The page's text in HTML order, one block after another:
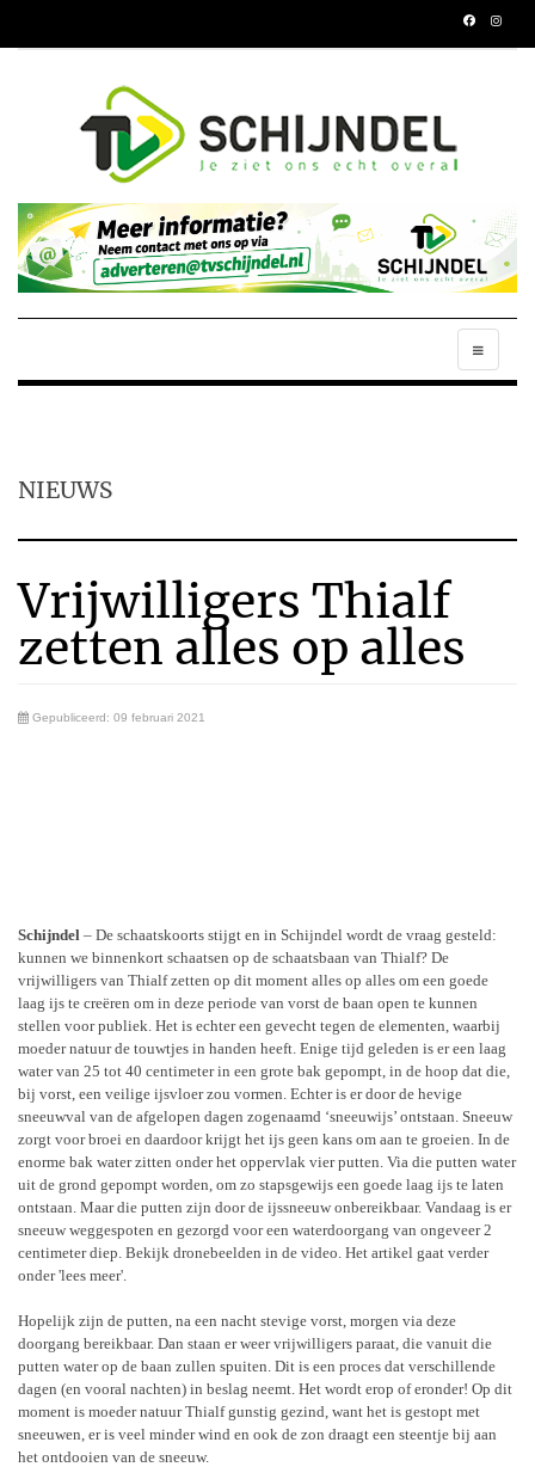
NIEUWS
Vrijwilligers Thialf
zetten alles op alles
Gepubliceerd: 09 februari 2021
Schijndel – De schaatskoorts stijgt en in Schijndel wordt de vraag gesteld:
kunnen we binnenkort schaatsen op de schaatsbaan van Thialf? De
vrijwilligers van Thialf zetten op dit moment alles op alles om een goede
laag ijs te creëren om in deze periode van vorst de baan open te kunnen
stellen voor publiek. Het is echter een gevecht tegen de elementen, waarbij
moeder natuur de touwtjes in handen heeft. Enige tijd geleden is er een laag
water van 25 tot 40 centimeter in een grote bak gepompt, in de hoop dat die,
bij vorst, een veilige ijsvloer zou vormen. Echter is er door de hevige
sneeuwval van de afgelopen dagen zogenaamd ‘sneeuwijs’ ontstaan. Sneeuw
zorgt voor broei en daardoor krijgt het ijs geen kans om aan te groeien. In de
enorme bak water zitten onder het oppervlak vier putten. Via die putten water
uit de grond gepompt worden, om zo stapsgewijs een goede laag ijs te laten
ontstaan. Maar die putten zijn door de ijssneeuw onbereikbaar. Vandaag is er
sneeuw weggespoten en gezorgd voor een waterdoorgang van ongeveer 2
centimeter diep. Bekijk dronebeelden in de video. Het artikel gaat verder
onder 'lees meer'.
Hopelijk zijn de putten, na een nacht stevige vorst, morgen via deze
doorgang bereikbaar. Dan staan er weer vrijwilligers paraat, die vanuit die
putten water op de baan zullen spuiten. Dit is een proces dat verschillende
dagen (en vooral nachten) in beslag neemt. Het wordt erop of eronder! Op dit
moment is moeder natuur Thialf gunstig gezind, want het is gestopt met
sneeuwen, er is veel minder wind en ook de zon draagt een steentje bij aan
het ontdooien van de sneeuw.